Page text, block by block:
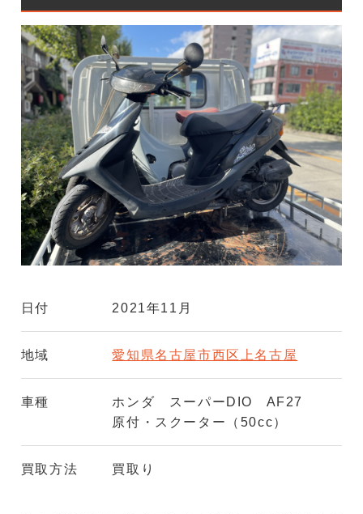
日付 2021年11月
地域 愛知県名古屋市西区上名古屋
車種
ホンダ スーパーDIO AF27
原付・スクーター（50cc）
買取方法 買取り